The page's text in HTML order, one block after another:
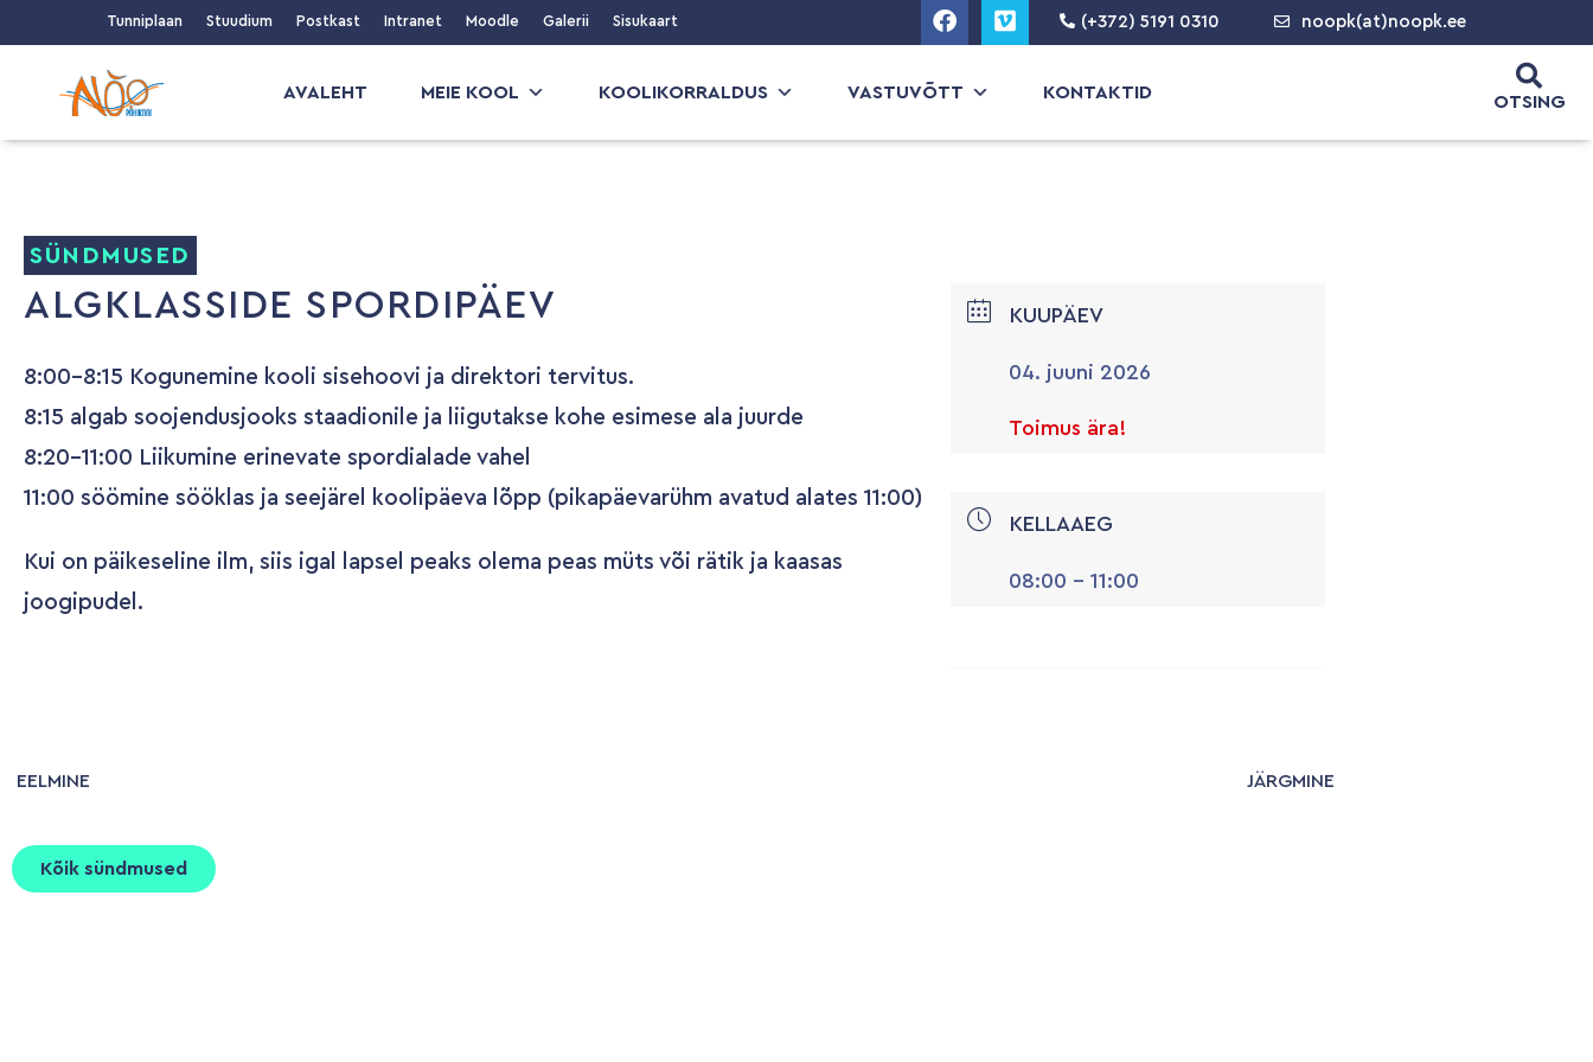
Tunniplaan Stuudium Postkast Intranet Moodle Galerii Sisukaart (+372) 5191 0310 noopk(at)noopk.ee
AVALEHT MEIE KOOL KOOLIKORRALDUS VASTUVÕTT KONTAKTID OTSING
SÜNDMUSED
ALGKLASSIDE SPORDIPÄEV
8:00-8:15 Kogunemine kooli sisehoovi ja direktori tervitus.
8:15 algab soojendusjooks staadionile ja liigutakse kohe esimese ala juurde
8:20-11:00 Liikumine erinevate spordialade vahel
11:00 söömine sööklas ja seejärel koolipäeva lõpp (pikapäevarühm avatud alates 11:00)
Kui on päikeseline ilm, siis igal lapsel peaks olema peas müts või rätik ja kaasas
joogipudel.
KUUPÄEV
04. juuni 2026
Toimus ära!
KELLAAEG
08:00 - 11:00
EELMINE JÄRGMINE
Kõik sündmused